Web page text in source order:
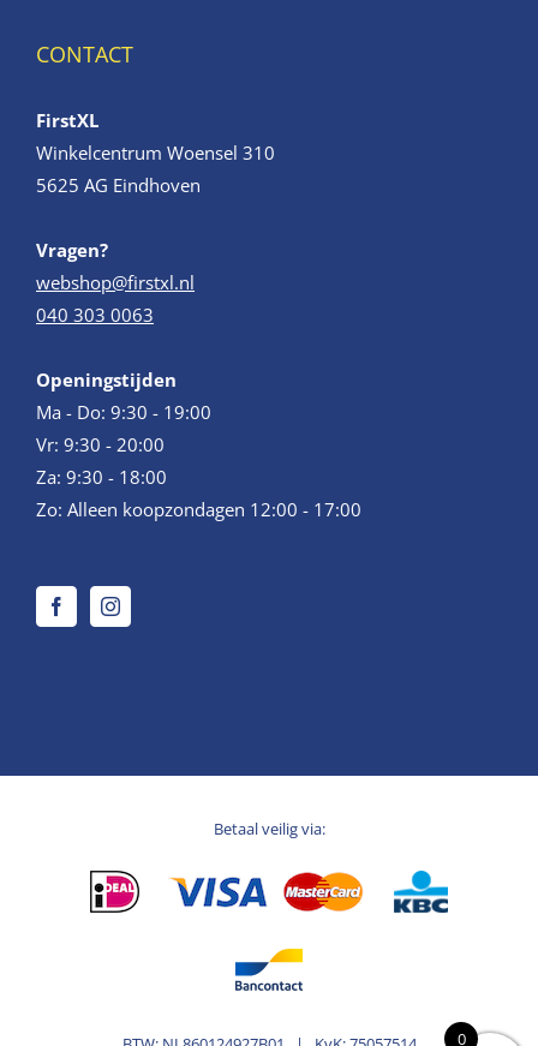
CONTACT
FirstXL
Winkelcentrum Woensel 310
5625 AG Eindhoven
Vragen?
webshop@firstxl.nl
040 303 0063
Openingstijden
Ma - Do: 9:30 - 19:00
Vr: 9:30 - 20:00
Za: 9:30 - 18:00
Zo: Alleen koopzondagen 12:00 - 17:00
Betaal veilig via:
0